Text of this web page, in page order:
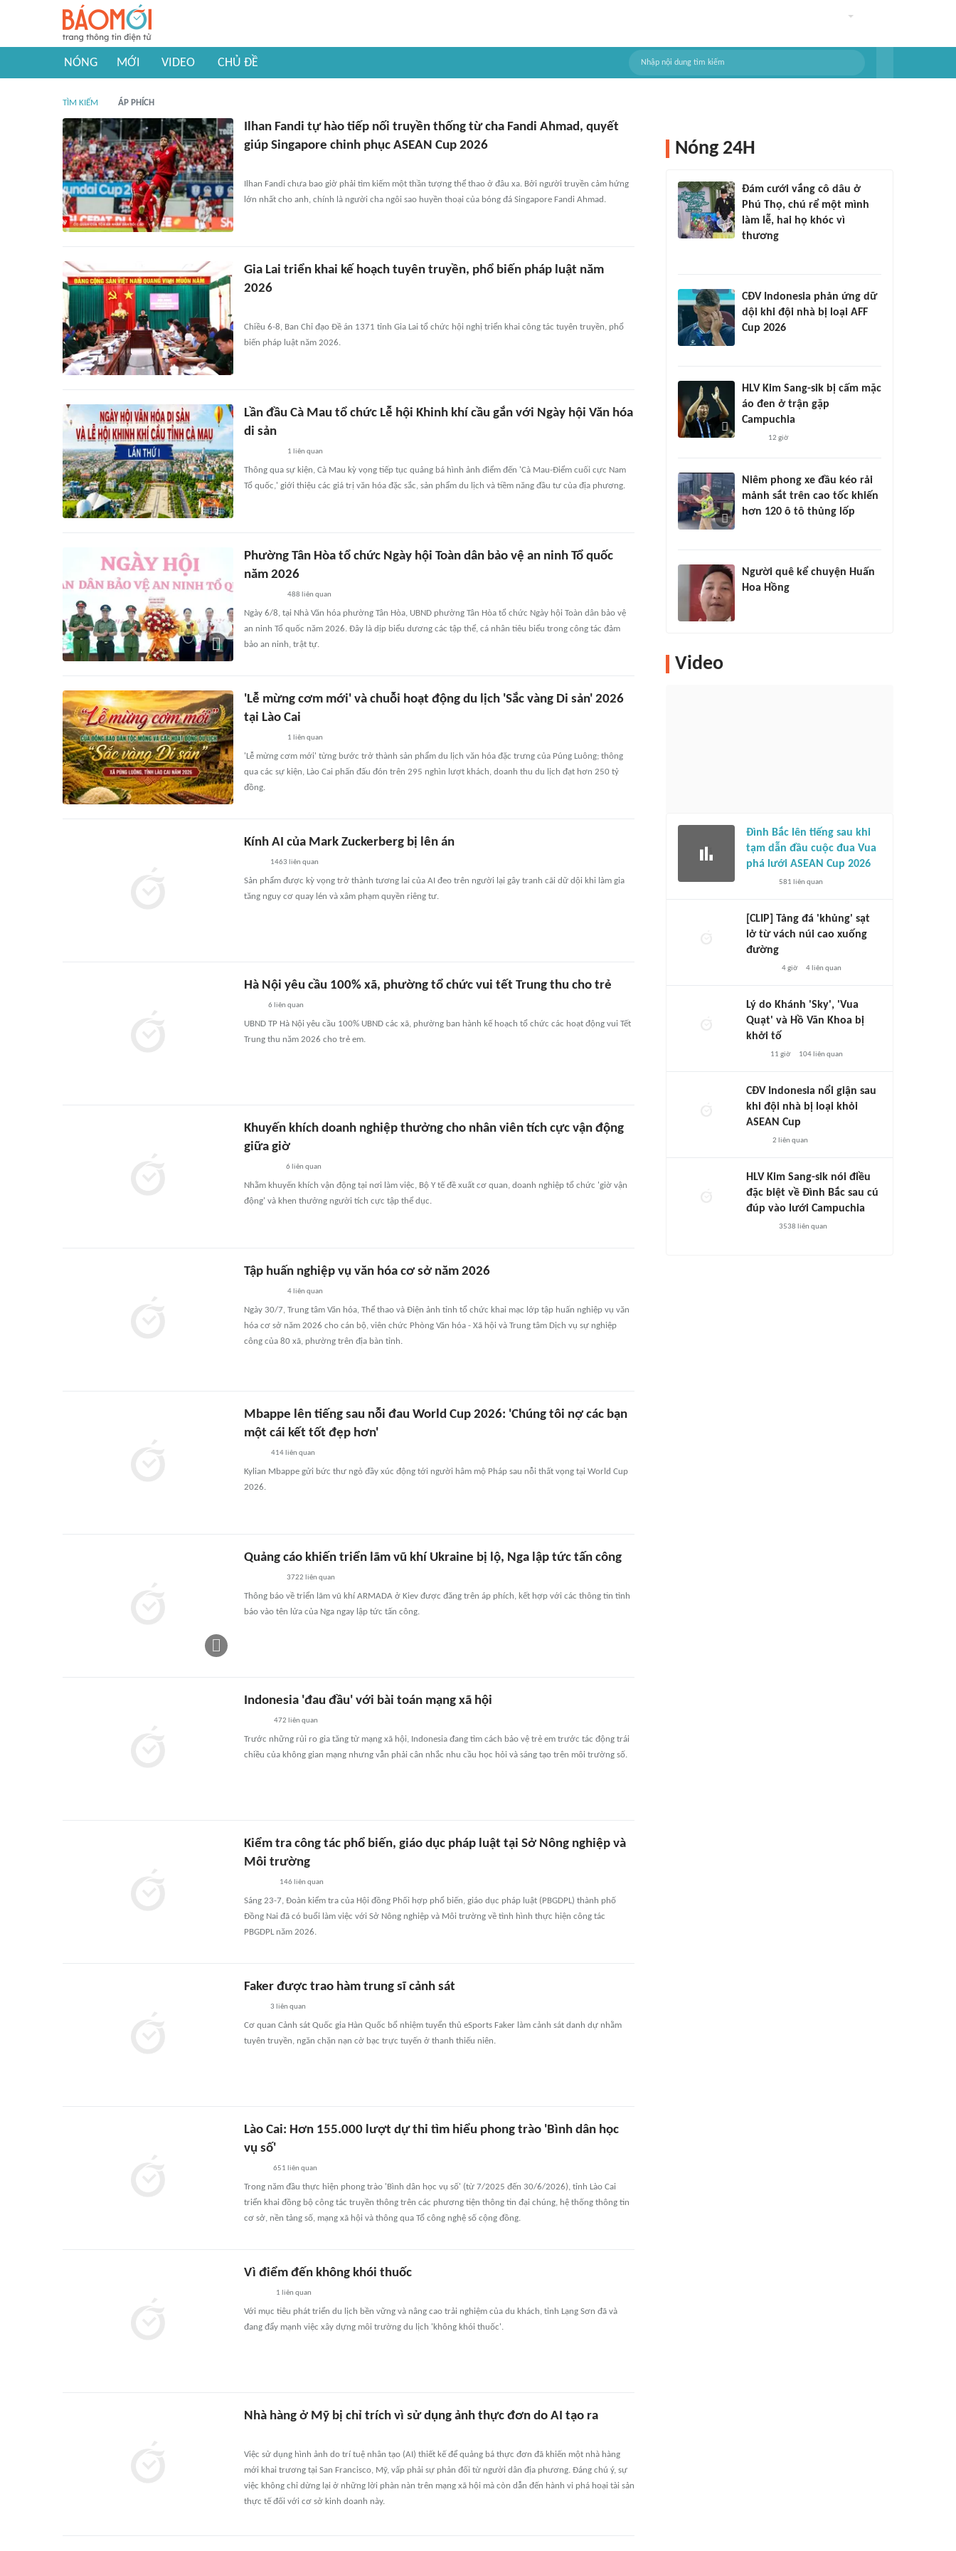
NÓNG MỚI VIDEO CHỦ ĐỀ
TÌM KIẾM ÁP PHÍCH
Ilhan Fandi tự hào tiếp nối truyền thống từ cha Fandi Ahmad, quyết
giúp Singapore chinh phục ASEAN Cup 2026
Ilhan Fandi chưa bao giờ phải tìm kiếm một thần tượng thể thao ở đâu xa. Bởi người truyền cảm hứng
lớn nhất cho anh, chính là người cha ngôi sao huyền thoại của bóng đá Singapore Fandi Ahmad.
Gia Lai triển khai kế hoạch tuyên truyền, phổ biến pháp luật năm
2026
Chiều 6-8, Ban Chỉ đạo Đề án 1371 tỉnh Gia Lai tổ chức hội nghị triển khai công tác tuyên truyền, phổ
biến pháp luật năm 2026.
Lần đầu Cà Mau tổ chức Lễ hội Khinh khí cầu gắn với Ngày hội Văn hóa
di sản
1 liên quan
Thông qua sự kiện, Cà Mau kỳ vọng tiếp tục quảng bá hình ảnh điểm đến 'Cà Mau-Điểm cuối cực Nam
Tổ quốc,' giới thiệu các giá trị văn hóa đặc sắc, sản phẩm du lịch và tiềm năng đầu tư của địa phương.
Phường Tân Hòa tổ chức Ngày hội Toàn dân bảo vệ an ninh Tổ quốc
năm 2026
488 liên quan
Ngày 6/8, tại Nhà Văn hóa phường Tân Hòa, UBND phường Tân Hòa tổ chức Ngày hội Toàn dân bảo vệ
an ninh Tổ quốc năm 2026. Đây là dịp biểu dương các tập thể, cá nhân tiêu biểu trong công tác đảm
bảo an ninh, trật tự.
'Lễ mừng cơm mới' và chuỗi hoạt động du lịch 'Sắc vàng Di sản' 2026
tại Lào Cai
1 liên quan
'Lễ mừng cơm mới' từng bước trở thành sản phẩm du lịch văn hóa đặc trưng của Púng Luông; thông
qua các sự kiện, Lào Cai phấn đấu đón trên 295 nghìn lượt khách, doanh thu du lịch đạt hơn 250 tỷ
đồng.
Kính AI của Mark Zuckerberg bị lên án
1463 liên quan
Sản phẩm được kỳ vọng trở thành tương lai của AI đeo trên người lại gây tranh cãi dữ dội khi làm gia
tăng nguy cơ quay lén và xâm phạm quyền riêng tư.
Hà Nội yêu cầu 100% xã, phường tổ chức vui tết Trung thu cho trẻ
6 liên quan
UBND TP Hà Nội yêu cầu 100% UBND các xã, phường ban hành kế hoạch tổ chức các hoạt động vui Tết
Trung thu năm 2026 cho trẻ em.
Khuyến khích doanh nghiệp thưởng cho nhân viên tích cực vận động
giữa giờ
6 liên quan
Nhằm khuyến khích vận động tại nơi làm việc, Bộ Y tế đề xuất cơ quan, doanh nghiệp tổ chức 'giờ vận
động' và khen thưởng người tích cực tập thể dục.
Tập huấn nghiệp vụ văn hóa cơ sở năm 2026
4 liên quan
Ngày 30/7, Trung tâm Văn hóa, Thể thao và Điện ảnh tỉnh tổ chức khai mạc lớp tập huấn nghiệp vụ văn
hóa cơ sở năm 2026 cho cán bộ, viên chức Phòng Văn hóa - Xã hội và Trung tâm Dịch vụ sự nghiệp
công của 80 xã, phường trên địa bàn tỉnh.
Mbappe lên tiếng sau nỗi đau World Cup 2026: 'Chúng tôi nợ các bạn
một cái kết tốt đẹp hơn'
414liên quan
Kylian Mbappe gửi bức thư ngỏ đầy xúc động tới người hâm mộ Pháp sau nỗi thất vọng tại World Cup
2026.
Quảng cáo khiến triển lãm vũ khí Ukraine bị lộ, Nga lập tức tấn công
3722 liên quan
Thông báo về triển lãm vũ khí ARMADA ở Kiev được đăng trên áp phích, kết hợp với các thông tin tình
báo vào tên lửa của Nga ngay lập tức tấn công.
Indonesia 'đau đầu' với bài toán mạng xã hội
472 liên quan
Trước những rủi ro gia tăng từ mạng xã hội, Indonesia đang tìm cách bảo vệ trẻ em trước tác động trái
chiều của không gian mạng nhưng vẫn phải cân nhắc nhu cầu học hỏi và sáng tạo trên môi trường số.
Kiểm tra công tác phổ biến, giáo dục pháp luật tại Sở Nông nghiệp và
Môi trường
146 liên quan
Sáng 23-7, Đoàn kiểm tra của Hội đồng Phối hợp phổ biến, giáo dục pháp luật (PBGDPL) thành phố
Đồng Nai đã có buổi làm việc với Sở Nông nghiệp và Môi trường về tình hình thực hiện công tác
PBGDPL năm 2026.
Faker được trao hàm trung sĩ cảnh sát
3 liên quan
Cơ quan Cảnh sát Quốc gia Hàn Quốc bổ nhiệm tuyển thủ eSports Faker làm cảnh sát danh dự nhằm
tuyên truyền, ngăn chặn nạn cờ bạc trực tuyến ở thanh thiếu niên.
Lào Cai: Hơn 155.000 lượt dự thi tìm hiểu phong trào 'Bình dân học
vụ số'
651 liên quan
Trong năm đầu thực hiện phong trào 'Bình dân học vụ số' (từ 7/2025 đến 30/6/2026), tỉnh Lào Cai
triển khai đồng bộ công tác truyền thông trên các phương tiện thông tin đại chúng, hệ thống thông tin
cơ sở, nền tảng số, mạng xã hội và thông qua Tổ công nghệ số cộng đồng.
Vì điểm đến không khói thuốc
1 liên quan
Với mục tiêu phát triển du lịch bền vững và nâng cao trải nghiệm của du khách, tỉnh Lạng Sơn đã và
đang đẩy mạnh việc xây dựng môi trường du lịch 'không khói thuốc'.
Nhà hàng ở Mỹ bị chỉ trích vì sử dụng ảnh thực đơn do AI tạo ra
Việc sử dụng hình ảnh do trí tuệ nhân tạo (AI) thiết kế để quảng bá thực đơn đã khiến một nhà hàng
mới khai trương tại San Francisco, Mỹ, vấp phải sự phản đối từ người dân địa phương. Đáng chú ý, sự
việc không chỉ dừng lại ở những lời phàn nàn trên mạng xã hội mà còn dẫn đến hành vi phá hoại tài sản
thực tế đối với cơ sở kinh doanh này.
Nóng 24H
Đám cưới vắng cô dâu ở
Phú Thọ, chú rể một mình
làm lễ, hai họ khóc vì
thương
CĐV Indonesia phản ứng dữ
dội khi đội nhà bị loại AFF
Cup 2026
HLV Kim Sang-sik bị cấm mặc
áo đen ở trận gặp
Campuchia
12 giờ
Niêm phong xe đầu kéo rải
mảnh sắt trên cao tốc khiến
hơn 120 ô tô thủng lốp
Người quê kể chuyện Huấn
Hoa Hồng
Video
Đình Bắc lên tiếng sau khi
tạm dẫn đầu cuộc đua Vua
phá lưới ASEAN Cup 2026
581 liên quan
[CLIP] Tảng đá 'khủng' sạt
lở từ vách núi cao xuống
đường
4 giờ 4liên quan
Lý do Khánh 'Sky', 'Vua
Quạt' và Hồ Văn Khoa bị
khởi tố
11 giờ 104liên quan
CĐV Indonesia nổi giận sau
khi đội nhà bị loại khỏi
ASEAN Cup
2 liên quan
HLV Kim Sang-sik nói điều
đặc biệt về Đình Bắc sau cú
đúp vào lưới Campuchia
3538 liên quan